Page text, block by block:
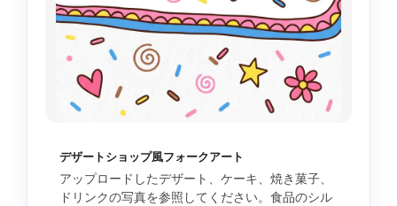
デザートショップ風フォークアート
アップロードしたデザート、ケーキ、焼き菓子、
ドリンクの写真を参照してください。食品のシル